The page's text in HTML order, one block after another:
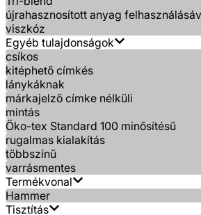
újrahasznosított anyag
viszkóz
Egyéb tulajdonságok
csíkos
kitéphető címkés
lánykáknak
márkajelző címke nélküli
mintás
Öko-tex Standard 100 minősítésű
rugalmas kialakítás
többszínű
varrásmentes
Termékvonal
Hammer
Tisztítás